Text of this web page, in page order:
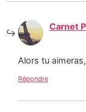
Carnet
Alors tu
Répondre